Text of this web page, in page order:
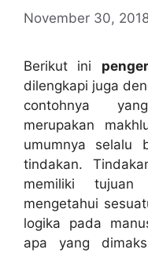
November 30,
Berikut ini
dilengkapi juga
contohnya
merupakan
umumnya selalu
tindakan.
memiliki
mengetahui
logika pada
apa yang